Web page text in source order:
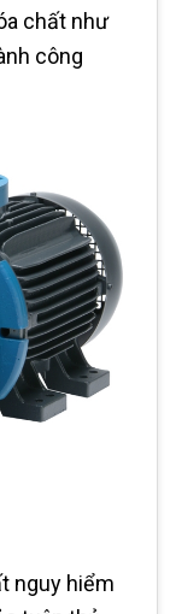
chất như
công
nguy hiểm